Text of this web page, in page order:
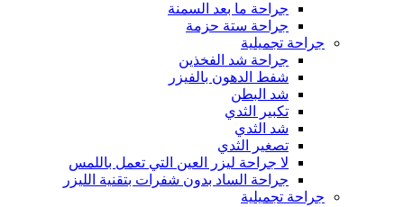
جراحة ما بعد السمنة
جراحة ستة حزمة
جراحة تجميلية
جراحة شد الفخذين
شفط الدهون بالفيزر
شد البطن
تكبير الثدي
شد الثدي
تصغير الثدي
لا جراحة ليزر العين التي تعمل باللمس
جراحة الساد بدون شفرات بتقنية الليزر
جراحة تجميلية